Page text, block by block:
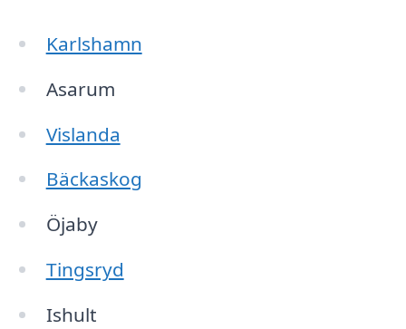
Karlshamn
Asarum
Vislanda
Bäckaskog
Öjaby
Tingsryd
Ishult